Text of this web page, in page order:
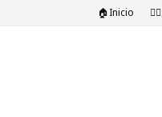
🏠Inicio